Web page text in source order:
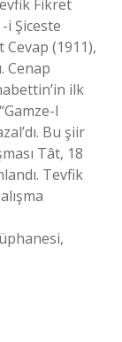
Fikret
i Şiceste
Cevap (1911),
Cenap
ilk
I
Bu şiir
Tât, 18
Tevfik